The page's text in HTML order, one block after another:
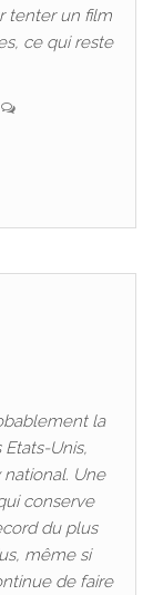
tenter un film
ce qui reste
la
Unis,
Une
conserve
du plus
même si
de faire